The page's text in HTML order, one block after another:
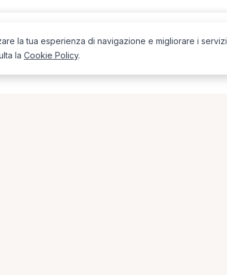
la tua esperienza di navigazione e migliorare i servizi
la Cookie Policy.